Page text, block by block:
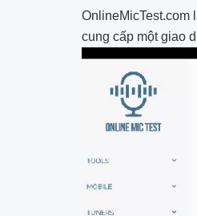
OnlineMicTest.com
cung cấp một giao